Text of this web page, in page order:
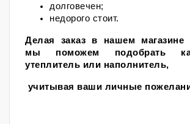
долговечен;
недорого стоит.
Делая заказ в нашем магазине
мы поможем подобрать
утеплитель или наполнитель,
учитывая ваши личные